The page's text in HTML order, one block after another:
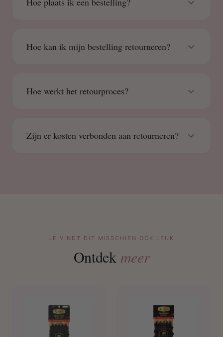
Hoe kan ik mijn bestelling retourneren?
Hoe werkt het retourproces?
Zijn er kosten verbonden aan retourneren?
JE VINDT DIT MISSCHIEN OOK LEUK
Ontdek meer